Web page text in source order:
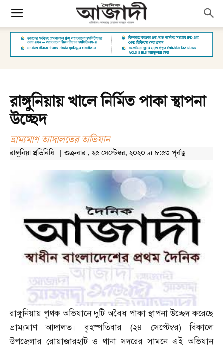
রাঙ্গুনিয়ায় খালে নির্মিত পাকা স্থাপনা
উচ্ছেদ
ভ্রাম্যমাণ আদালতের অভিযান
রাঙ্গুনিয়া প্রতিনিধি | শুক্রবার , ২৫ সেপ্টেম্বর, ২০২০ at ৮:৫৩ পূর্বাহ্ণ
রাঙ্গুনিয়ায় পৃথক অভিযানে দুটি অবৈধ পাকা স্থাপনা উচ্ছেদ করেছে
ভ্রাম্যমাণ আদালত। বৃহস্পতিবার (২৪ সেপ্টেম্বর)বিকালে
উপজেলার রোয়াজারহাট ও থানা সদরের সামনে এই অভিযান